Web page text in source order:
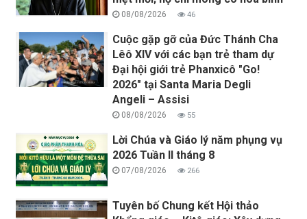
08/08/2026 46
Cuộc gặp gỡ của Đức Thánh Cha
Lêô XIV với các bạn trẻ tham dự
Đại hội giới trẻ Phanxicô "Go!
2026" tại Santa Maria Degli
Angeli – Assisi
08/08/2026 55
Lời Chúa và Giáo lý năm phụng vụ
2026 Tuần II tháng 8
07/08/2026 266
Tuyên bố Chung kết Hội thảo